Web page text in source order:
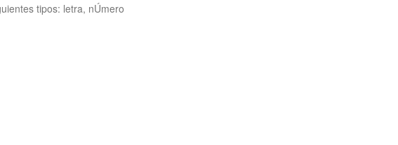
tipos: letra, nÚmero